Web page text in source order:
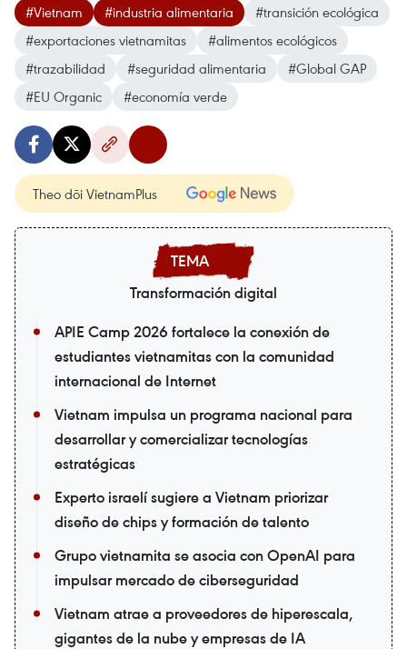
#Vietnam #industria alimentaria
#transición ecológica
#exportaciones vietnamitas
#alimentos ecológicos
#trazabilidad
#seguridad alimentaria
#Global GAP
#EU Organic
#economía verde
Theo dõi VietnamPlus
Transformación digital
APIE Camp 2026 fortalece la conexión de
estudiantes vietnamitas con la comunidad
internacional de Internet
Vietnam impulsa un programa nacional para
desarrollar y comercializar tecnologías
estratégicas
Experto israelí sugiere a Vietnam priorizar
diseño de chips y formación de talento
Grupo vietnamita se asocia con OpenAI para
impulsar mercado de ciberseguridad
Vietnam atrae a proveedores de hiperescala,
gigantes de la nube y empresas de IA